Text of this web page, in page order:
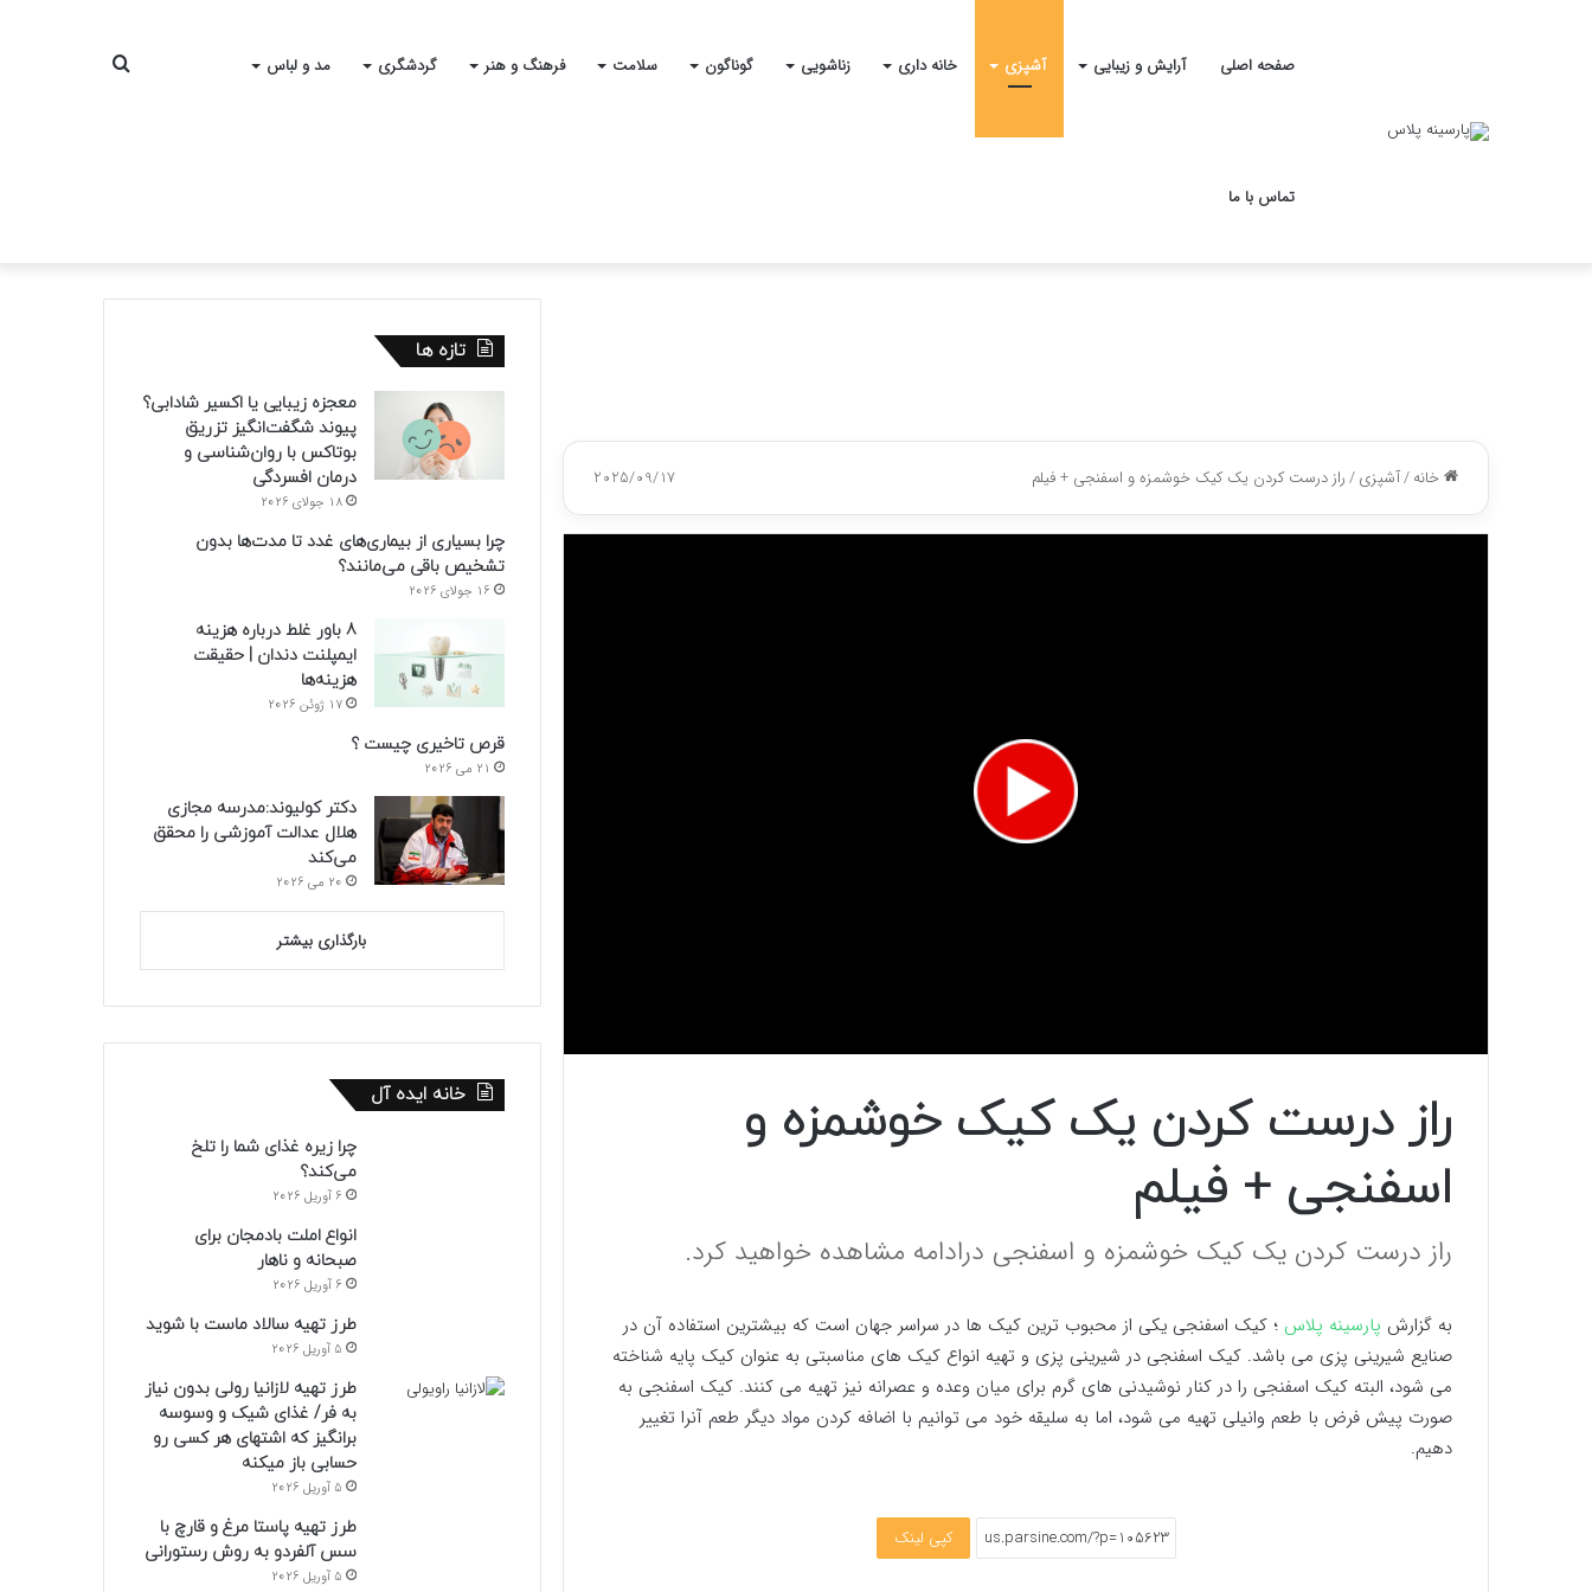
صفحه اصلی آرایش و زیبایی آشپزی خانه داری زناشویی گوناگون سلامت فرهنگ و هنر گردشگری مد و لباس
تماس با ما
جستجو
خانه/آشپزی/راز درست کردن یک کیک خوشمزه و اسفنجی + فیلم 2025/09/17
0
راز درست کردن یک کیک خوشمزه و
اسفنجی + فیلم
راز درست کردن یک کیک خوشمزه و اسفنجی درادامه مشاهده خواهید کرد.
به گزارش پارسینه پلاس ؛ کیک اسفنجی یکی از محبوب ترین کیک ها در سراسر جهان است که بیشترین استفاده آن در
صنایع شیرینی پزی می باشد. کیک اسفنجی در شیرینی پزی و تهیه انواع کیک های مناسبتی به عنوان کیک پایه شناخته
می شود، البته کیک اسفنجی را در کنار نوشیدنی های گرم برای میان وعده و عصرانه نیز تهیه می کنند. کیک اسفنجی به
صورت پیش فرض با طعم وانیلی تهیه می شود، اما به سلیقه خود می توانیم با اضافه کردن مواد دیگر طعم آنرا تغییر
دهیم.
کپی لینک
تازه ها
معجزه زیبایی یا اکسیر شادابی؟
پیوند شگفت‌انگیز تزریق
بوتاکس با روان‌شناسی و
درمان افسردگی
18 جولای 2026
چرا بسیاری از بیماری‌های غدد تا مدت‌ها بدون
تشخیص باقی می‌مانند؟
16 جولای 2026
8 باور غلط درباره هزینه
ایمپلنت دندان | حقیقت
هزینه‌ها
17 ژوئن 2026
قرص تاخیری چیست ؟
21 می 2026
دکتر کولیوند:مدرسه مجازی
هلال عدالت آموزشی را محقق
می‌کند
20 می 2026
بارگذاری بیشتر
خانه ایده آل
چرا زیره غذای شما را تلخ
می‌کند؟
6 آوریل 2026
انواع املت بادمجان برای
صبحانه و ناهار
6 آوریل 2026
طرز تهیه سالاد ماست با شوید
5 آوریل 2026
طرز تهیه لازانیا رولی بدون نیاز
به فر/ غذای شیک و وسوسه
برانگیز که اشتهای هر کسی رو
حسابی باز میکنه
5 آوریل 2026
طرز تهیه پاستا مرغ و قارچ با
سس آلفردو به روش رستورانی
5 آوریل 2026